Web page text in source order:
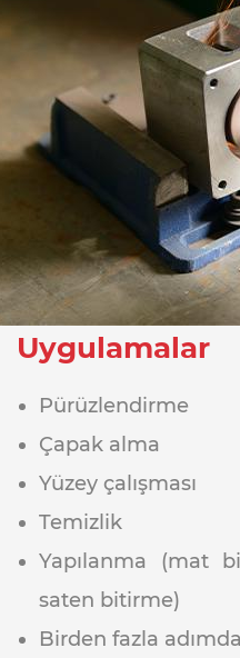
Uygulamalar
Pürüzlendirme
Çapak alma
Yüzey çalışması
Temizlik
Yapılanma (mat
saten bitirme)
Birden fazla